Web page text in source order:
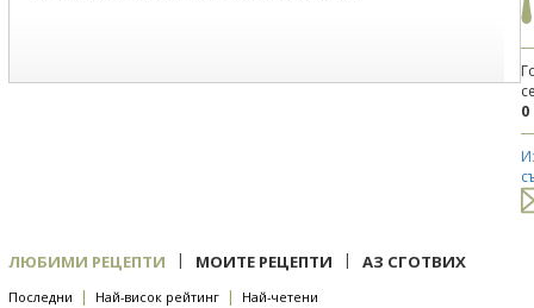
0
ЛЮБИМИ РЕЦЕПТИ | МОИТЕ РЕЦЕПТИ | АЗ СГОТВИХ
Последни | Най-висок рейтинг | Най-четени